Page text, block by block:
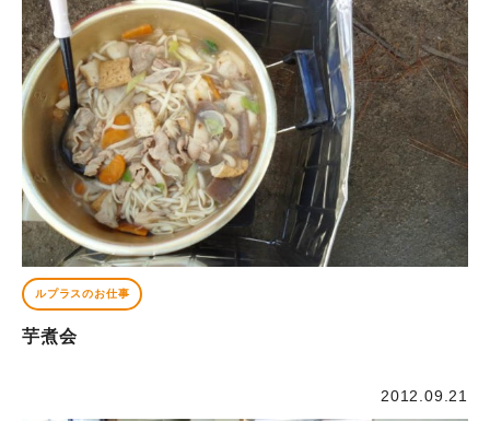
ルプラスのお仕事
芋煮会
2012.09.21